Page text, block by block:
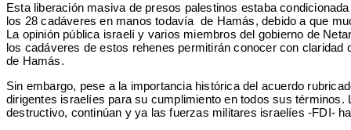
Esta liberación masiva de presos palestinos estaba
los 28 cadáveres en manos todavía de Hamás, debido a que
La opinión pública israelí y varios miembros del gobierno de
los cadáveres de estos rehenes permitirán conocer con
de Hamás.
Sin embargo, pese a la importancia histórica del acuerdo
dirigentes israelíes para su cumplimiento en todos sus
destructivo, continúan y ya las fuerzas militares israelíes -FDI-